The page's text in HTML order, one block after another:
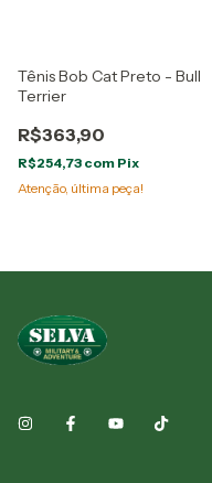
Tênis Bob Cat Preto - Bull
Terrier
R$363,90
R$254,73 com Pix
Atenção, última peça!